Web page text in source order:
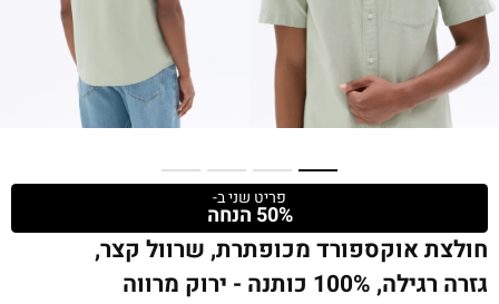
פריט שני ב-
50% הנחה
חולצת אוקספורד מכופתרת, שרוול קצר,
גזרה רגילה, 100% כותנה - ירוק מרווה